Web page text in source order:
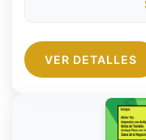
meses sin
transferencia.
VER DETALLES